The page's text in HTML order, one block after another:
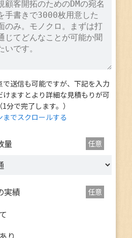
送信も可能ですが、下記を入力
けますとより詳細な見積もりが可
分で完了します。）
までスクロールする
量 任意
実績 任意